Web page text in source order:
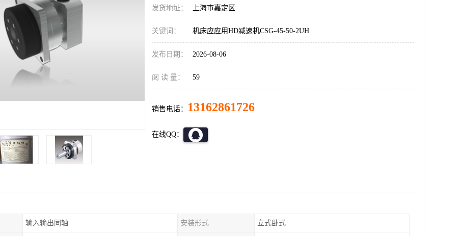
发货地址： 上海市嘉定区
关键词： 机床应应用HD减速机CSG-45-50-2UH
发布日期： 2026-08-06
阅 读 量： 59
销售电话： 13162861726
在线QQ：
输入输出同轴 安装形式 立式卧式